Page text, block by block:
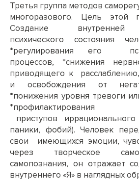
Третья группа методов
многоразового. Цель этой
Создание внутренней
психического состояния
*регулирования его
процессов, *снижения
приводящего к
и освобождения от
*понижения уровня тревоги
*профилактирования
приступов иррационального
паники, фобий). Человек
свои имеющихся эмоции,
через творческое
самопознания, он отражает
внутреннего «Я» в наглядных